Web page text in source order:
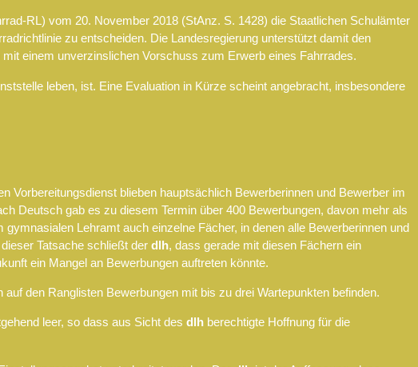
RL) vom 20. November 2018 (StAnz. S. 1428) die Staatlichen Schulämter
zu entscheiden. Die Landesregierung unterstützt damit den
einem unverzinslichen Vorschuss zum Erwerb eines Fahrrades.
leben, ist. Eine Evaluation in Kürze scheint angebracht, insbesondere
Vorbereitungsdienst blieben hauptsächlich Bewerberinnen und Bewerber im
Deutsch gab es zu diesem Termin über 400 Bewerbungen, davon mehr als
Lehramt auch einzelne Fächer, in denen alle Bewerberinnen und
Tatsache schließt der dlh, dass gerade mit diesen Fächern ein
ein Mangel an Bewerbungen auftreten könnte.
den Ranglisten Bewerbungen mit bis zu drei Wartepunkten befinden.
leer, so dass aus Sicht des dlh berechtigte Hoffnung für die